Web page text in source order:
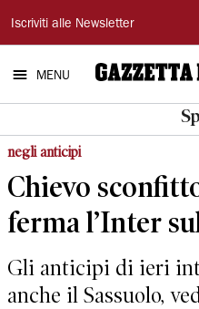
Gazzetta
di
Modena
Iscriviti alle Newsletter
MENU
negli anticipi
Chievo
ferma l’Inter
Gli anticipi di ieri
anche il Sassuolo,